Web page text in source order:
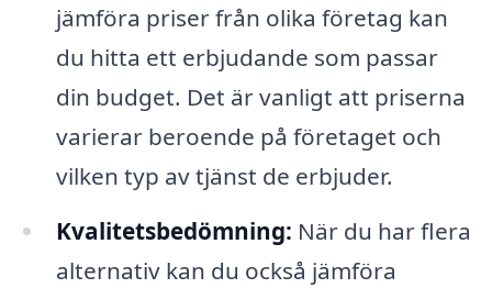
jämföra priser från olika företag kan
du hitta ett erbjudande som passar
din budget. Det är vanligt att priserna
varierar beroende på företaget och
vilken typ av tjänst de erbjuder.
Kvalitetsbedömning: När du har flera
alternativ kan du också jämföra